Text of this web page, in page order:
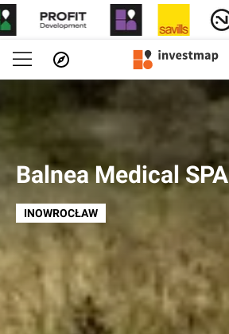
Balnea Medical SPA
INOWROCŁAW